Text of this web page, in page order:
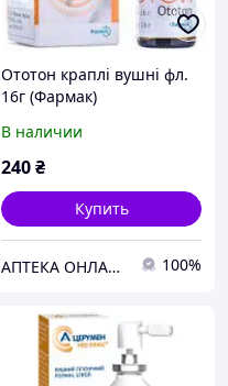
Ототон краплі вушні фл.
16г (Фармак)
В наличии
240₴
Купить
АПТЕКА ОНЛАЙН ТЕХМЕДСЕРВІС 100%